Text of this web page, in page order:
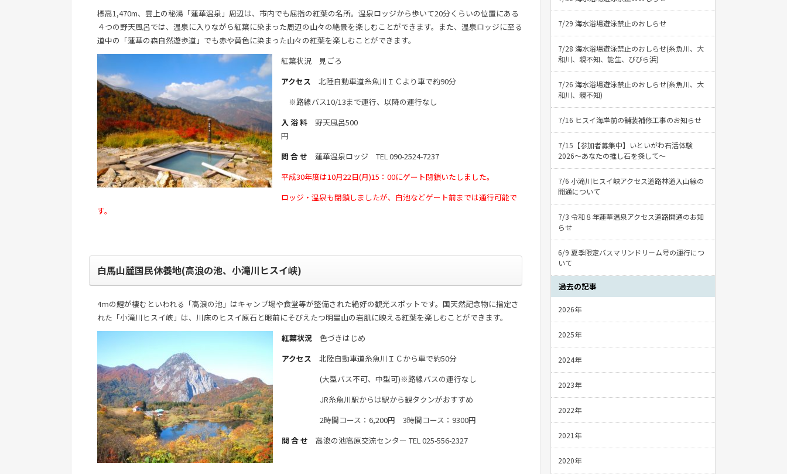
標高1,470m、雲上の秘湯「蓮華温泉」周辺は、市内でも屈指の紅葉の名所。温泉ロッジから歩いて20分くらいの位置にある
４つの野天風呂では、温泉に入りながら紅葉に染まった周辺の山々の絶景を楽しむことができます。また、温泉ロッジに至る
道中の「蓮華の森自然遊歩道」でも赤や黄色に染まった山々の紅葉を楽しむことができます。
紅葉状況
見ごろ
アクセス 北陸自動車道糸魚川ＩＣより車で約90分
※路線バス10/13まで運行、以降の運行なし
入 浴 料 野天風呂500
円
問 合 せ 蓮華温泉ロッジ TEL 090-2524-7237
平成30年度は10月22日(月)15：00にゲート閉鎖いたしました。
ロッジ・温泉も閉鎖しましたが、白池などゲート前までは通行可能で
す。
白馬山麓国民休養地(高浪の池、小滝川ヒスイ峡)
4ｍの鯉が棲むといわれる「高浪の池」はキャンプ場や食堂等が整備された絶好の観光スポットです。国天然記念物に指定さ
れた「小滝川ヒスイ峡」は、川床のヒスイ原石と眼前にそびえたつ明星山の岩肌に映える紅葉を楽しむことができます。
紅葉状況 色づきはじめ
アクセス 北陸自動車道糸魚川ＩＣから車で約50分
(大型バス不可、中型可)※路線バスの運行なし
JR糸魚川駅からは駅から観タクンがおすすめ
2時間コース：6,200円 3時間コース：9300円
問 合 せ 高浪の池高原交流センター TEL 025-556-2327
7/29 海水浴場遊泳禁止のおしらせ
7/28 海水浴場遊泳禁止のおしらせ(糸魚川、大
和川、親不知、能生、びびら浜)
7/26 海水浴場遊泳禁止のおしらせ(糸魚川、大
和川、親不知)
7/16 ヒスイ海岸前の舗装補修工事のお知らせ
7/15【参加者募集中】いといがわ石活体験
2026〜あなたの推し石を探して〜
7/6 小滝川ヒスイ峡アクセス道路林道入山線の
開通について
7/3 令和８年蓮華温泉アクセス道路開通のお知
らせ
6/9 夏季限定バスマリンドリーム号の運行につ
いて
過去の記事
2026年
2025年
2024年
2023年
2022年
2021年
2020年